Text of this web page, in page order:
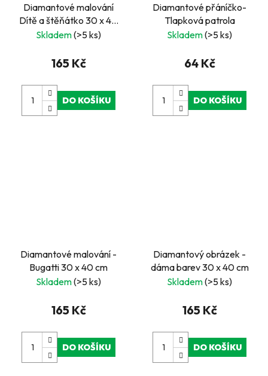
Diamantové malování
Dítě a štěňátko 30 x 40
cm
Skladem(>5 ks)
165 Kč
DO KOŠÍKU
Diamantové přáníčko-
Tlapková patrola
Skladem(>5 ks)
64 Kč
DO KOŠÍKU
Diamantové malování -
Bugatti 30 x 40 cm
Skladem(>5 ks)
165 Kč
DO KOŠÍKU
Diamantový obrázek -
dáma barev 30 x 40 cm
Skladem(>5 ks)
165 Kč
DO KOŠÍKU